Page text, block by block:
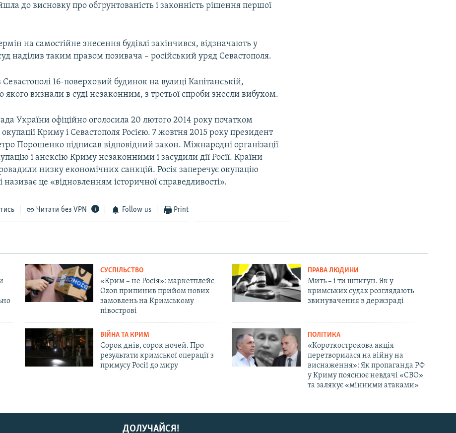
до висновку про обґрунтованість і законність рішення першої
на самостійне знесення будівлі закінчився, відзначають у
наділив таким правом позивача – російський уряд Севастополя.
16-поверховий будинок на вулиці Капітанській,
якого визнали в суді незаконним, з третьої спроби знесли вибухом.
України офіційно оголосила 20 лютого 2014 року початком
окупації Криму і Севастополя Росією. 7 жовтня 2015 року президент
Порошенко підписав відповідний закон. Міжнародні організації
і анексію Криму незаконними і засудили дії Росії. Країни
низку економічних санкцій. Росія заперечує окупацію
називає це «відновленням історичної справедливості».
Читати без VPN Follow us Print
СУСПІЛЬСТВО
«Крим – не Росія»: маркетплейс
Ozon припинив прийом нових
замовлень на Кримському
півострові
ПРАВА ЛЮДИНИ
Мить – і ти шпигун. Як у
кримських судах розглядають
звинувачення в держзраді
ВІЙНА ТА КРИМ
Сорок днів, сорок ночей. Про
результати кримської операції з
примусу Росії до миру
ПОЛІТИКА
«Короткострокова акція
перетворилася на війну на
виснаження»: Як пропаганда РФ
у Криму пояснює невдачі «СВО»
та залякує «мінними атаками»
ДОЛУЧАЙСЯ!